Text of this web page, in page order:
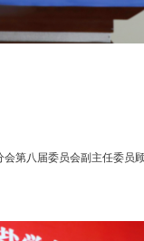
八届委员会副主任委员